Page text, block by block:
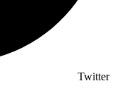
Twitter